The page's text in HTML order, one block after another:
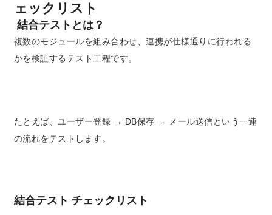
ェックリスト
結合テストとは？
複数のモジュールを組み合わせ、連携が仕様通りに行われる
かを検証するテスト工程です。
たとえば、ユーザー登録 → DB保存 → メール送信という一連
の流れをテストします。
結合テスト チェックリスト